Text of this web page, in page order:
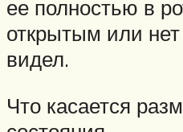
ее полностью в
открытым или
видел.
Что касается